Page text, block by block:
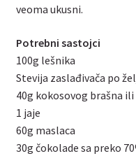
veoma ukusni.
Potrebni sastojci
100g lešnika
Stevija zaslađivača po
40g kokosovog brašna
1 jaje
60g maslaca
30g čokolade sa preko